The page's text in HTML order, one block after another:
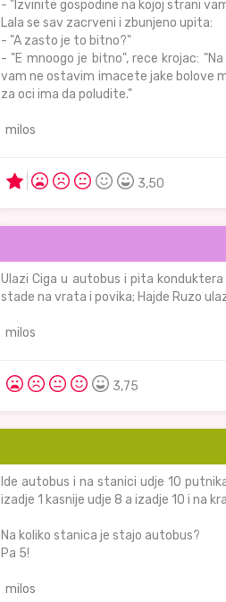
- "Izvinite gospodine na kojoj strani
Lala se sav zacrveni i zbunjeno upita:
- "A zasto je to bitno?"
- "E mnoogo je bitno", rece krojac:
vam ne ostavim imacete jake bolove
za oci ima da poludite."
milos
3,50
Ulazi Ciga u autobus i pita
stade na vrata i povika; Hajde Ruzo
milos
3,75
Ide autobus i na stanici udje 10
izadje 1 kasnije udje 8 a izadje 10 i na
Na koliko stanica je stajo autobus?
Pa 5!
milos